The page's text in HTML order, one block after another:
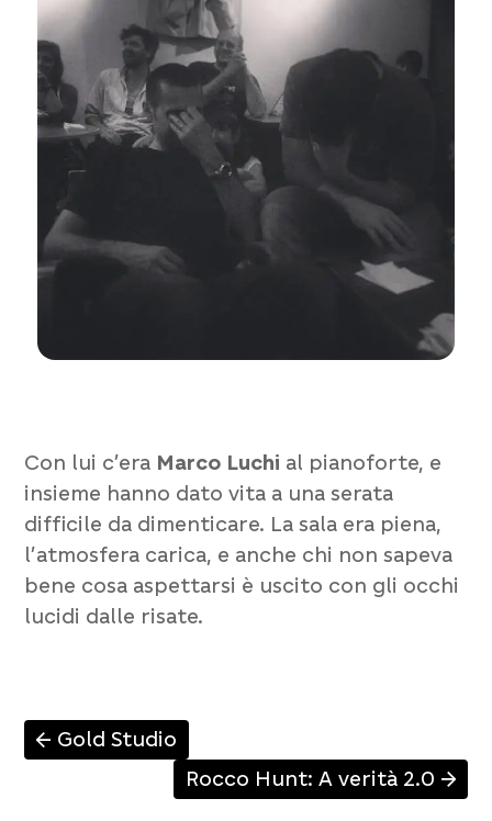
Con lui c’era Marco Luchi al pianoforte, e
insieme hanno dato vita a una serata
difficile da dimenticare. La sala era piena,
l’atmosfera carica, e anche chi non sapeva
bene cosa aspettarsi è uscito con gli occhi
lucidi dalle risate.
↑ Gold Studio
Rocco Hunt: A verità 2.0 ↑